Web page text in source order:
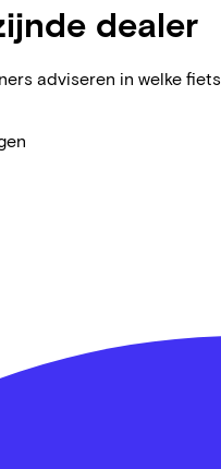
dealer
adviseren in welke